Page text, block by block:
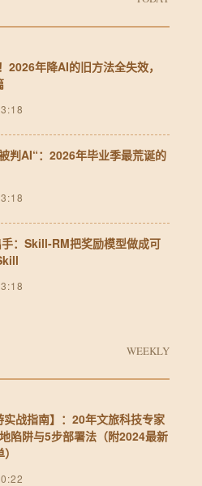
2026年降AI的旧方法全失效，
判AI“：2026年毕业季最荒诞的
：Skill-RM把奖励模型做成可
WEEKLY
实战指南】：20年文旅科技专家
陷阱与5步部署法（附2024最新